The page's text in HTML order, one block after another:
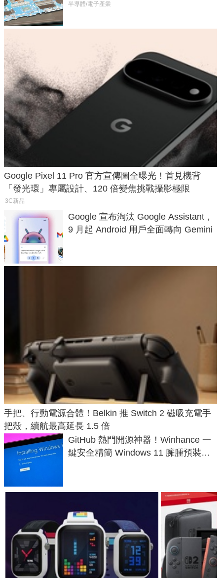
半導體/電子產業
Google Pixel 11 Pro 官方宣傳圖全曝光！首見機背
「發光環」專屬設計、120 倍變焦挑戰攝影極限
3C新品
Google 宣布淘汰 Google Assistant，
9 月起 Android 用戶全面轉向 Gemini
手把、行動電源合體！Belkin 推 Switch 2 磁吸充電手
把殼，續航最高延長 1.5 倍
GitHub 熱門開源神器！Winhance 一
鍵安全精簡 Windows 11 臃腫預裝軟